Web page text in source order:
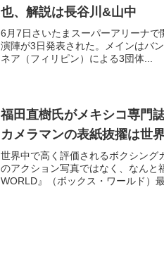
也、解説は長谷川&山中
6月7日さいたまスーパーアリーナ
演陣が3日発表された。メインはバ
ネア（フィリピン）による3団体...
福田直樹氏がメキシコ専門
カメラマンの表紙抜擢は世
世界中で高く評価されるボクシン
のアクション写真ではなく、なんと
WORLD』（ボックス・ワールド）